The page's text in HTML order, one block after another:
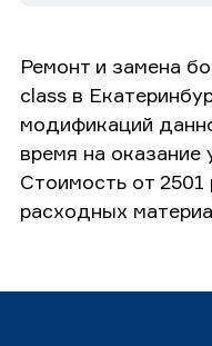
Ремонт и замена
class в
модификаций
время на оказание
Стоимость от 2501
расходных